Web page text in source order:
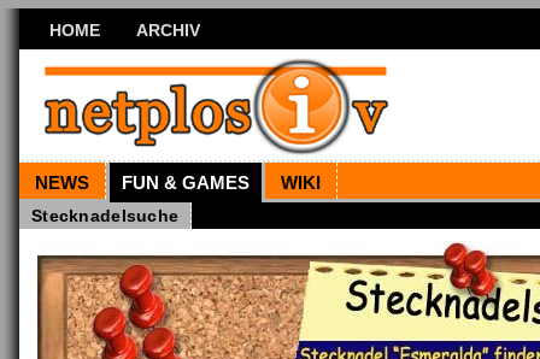
HOME ARCHIV
NEWS FUN & GAMES WIKI
Stecknadelsuche